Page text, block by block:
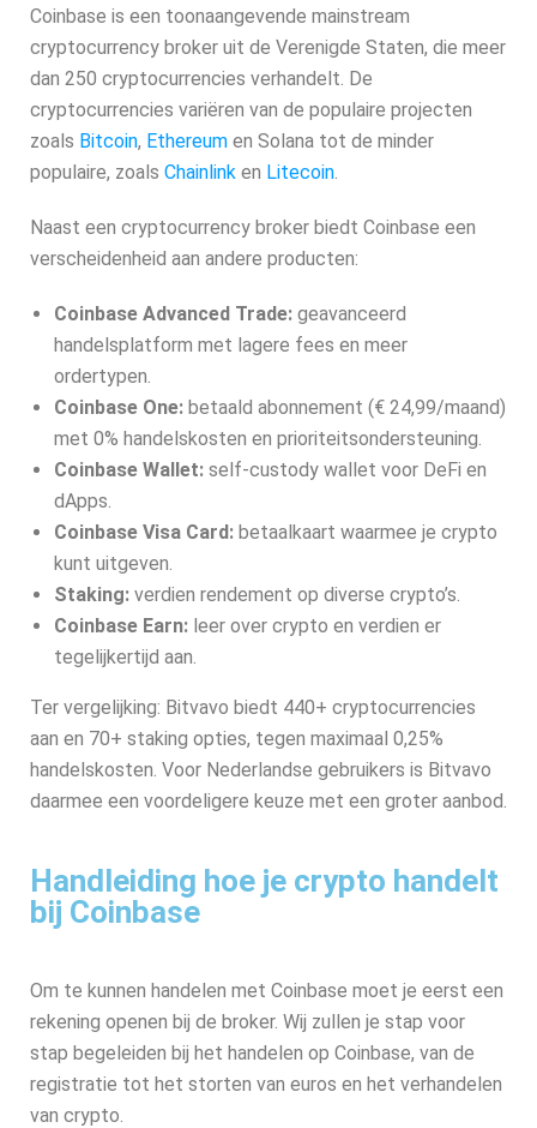
Coinbase is een toonaangevende mainstream
cryptocurrency broker uit de Verenigde Staten, die meer
dan 250 cryptocurrencies verhandelt. De
cryptocurrencies variëren van de populaire projecten
zoals Bitcoin, Ethereum en Solana tot de minder
populaire, zoals Chainlink en Litecoin.
Naast een cryptocurrency broker biedt Coinbase een
verscheidenheid aan andere producten:
Coinbase Advanced Trade: geavanceerd
handelsplatform met lagere fees en meer
ordertypen.
Coinbase One: betaald abonnement (€ 24,99/maand)
met 0% handelskosten en prioriteitsondersteuning.
Coinbase Wallet: self-custody wallet voor DeFi en
dApps.
Coinbase Visa Card: betaalkaart waarmee je crypto
kunt uitgeven.
Staking: verdien rendement op diverse crypto’s.
Coinbase Earn: leer over crypto en verdien er
tegelijkertijd aan.
Ter vergelijking: Bitvavo biedt 440+ cryptocurrencies
aan en 70+ staking opties, tegen maximaal 0,25%
handelskosten. Voor Nederlandse gebruikers is Bitvavo
daarmee een voordeligere keuze met een groter aanbod.
Handleiding hoe je crypto handelt
bij Coinbase
Om te kunnen handelen met Coinbase moet je eerst een
rekening openen bij de broker. Wij zullen je stap voor
stap begeleiden bij het handelen op Coinbase, van de
registratie tot het storten van euros en het verhandelen
van crypto.